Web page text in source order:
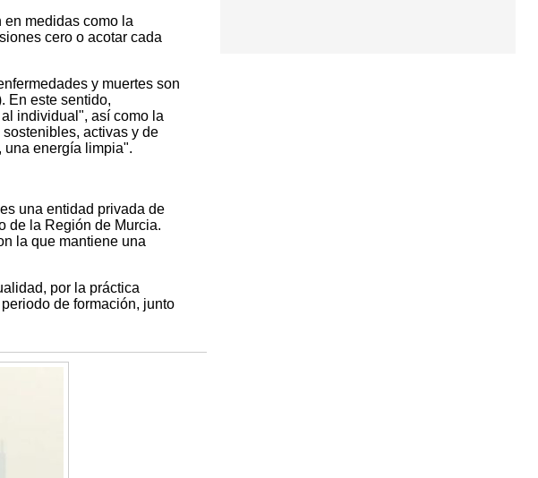
medidas como la
cero o acotar cada
y muertes son
En este sentido,
individual", así como la
activas y de
una energía limpia".
una entidad privada de
de la Región de Murcia.
la que mantiene una
por la práctica
de formación, junto